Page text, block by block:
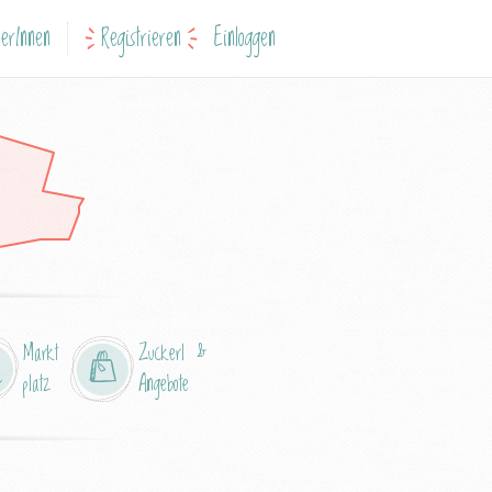
Registrieren Einloggen
Markt
platz
Zuckerl &
Angebote